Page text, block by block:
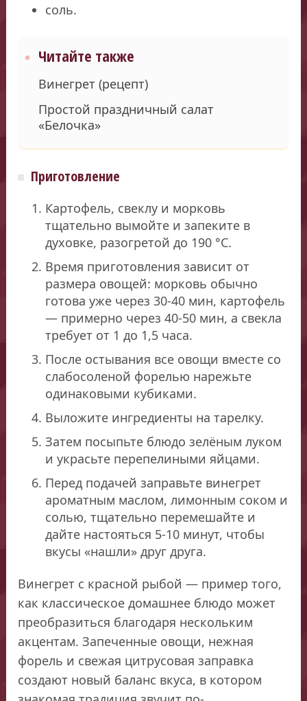
соль.
Читайте также
Винегрет (рецепт)
Простой праздничный салат
«Белочка»
Приготовление
Картофель, свеклу и морковь
тщательно вымойте и запеките в
духовке, разогретой до 190 °C.
Время приготовления зависит от
размера овощей: морковь обычно
готова уже через 30-40 мин, картофель
— примерно через 40-50 мин, а свекла
требует от 1 до 1,5 часа.
После остывания все овощи вместе со
слабосоленой форелью нарежьте
одинаковыми кубиками.
Выложите ингредиенты на тарелку.
Затем посыпьте блюдо зелёным луком
и украсьте перепелиными яйцами.
Перед подачей заправьте винегрет
ароматным маслом, лимонным соком и
солью, тщательно перемешайте и
дайте настояться 5-10 минут, чтобы
вкусы «нашли» друг друга.
Винегрет с красной рыбой — пример того,
как классическое домашнее блюдо может
преобразиться благодаря нескольким
акцентам. Запеченные овощи, нежная
форель и свежая цитрусовая заправка
создают новый баланс вкуса, в котором